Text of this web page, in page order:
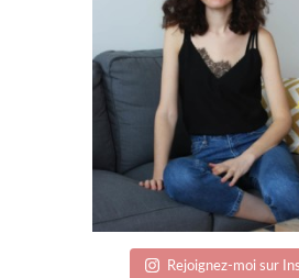
Rejoignez-moi sur